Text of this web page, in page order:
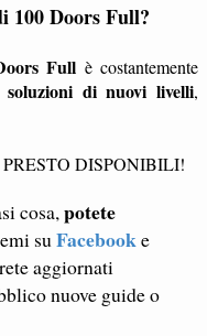
100 Doors Full?
Full è costantemente
soluzioni di nuovi livelli,
PRESTO DISPONIBILI!
cosa,potete
suFacebooke
aggiornati
nuove guide o